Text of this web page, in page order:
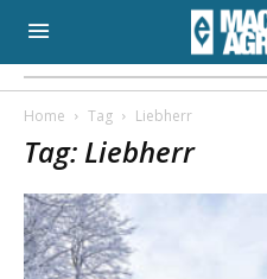
Home Tag Liebherr
Tag: Liebherr